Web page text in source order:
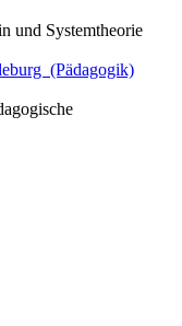
und Systemtheorie
(Pädagogik)